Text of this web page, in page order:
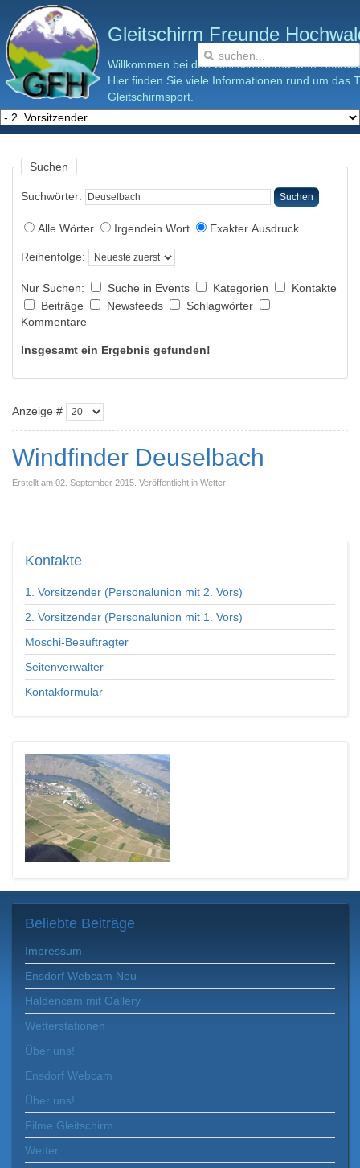
Gleitschirm Freunde
Willkommen bei den Gleitschirmfreunden
Hier finden Sie viele Informationen rund um das
Gleitschirmsport.
Suchen
Suchwörter: Suchen
Alle Wörter Irgendein Wort Exakter Ausdruck
Reihenfolge:
Nur Suchen: Suche in Events Kategorien
Kontakte
Beiträge
Newsfeeds
Schlagwörter
Kommentare
Insgesamt ein Ergebnis gefunden!
Anzeige #
Windfinder Deuselbach
Erstellt am 02. September 2015. Veröffentlicht in Wetter
Kontakte
1. Vorsitzender (Personalunion mit 2. Vors)
2. Vorsitzender (Personalunion mit 1. Vors)
Moschi-Beauftragter
Seitenverwalter
Kontakformular
Beliebte Beiträge
Impressum
Ensdorf Webcam Neu
Haldencam mit Gallery
Wetterstationen
Über uns!
Ensdorf Webcam
Über uns!
Filme Gleitschirm
Wetter